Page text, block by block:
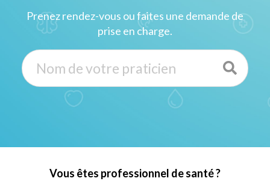
Prenez rendez-vous ou faites une demande de
prise en charge.
Vous êtes professionnel de santé ?